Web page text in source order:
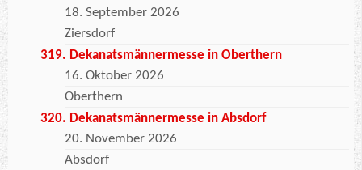
18. September 2026
Ziersdorf
319. Dekanatsmännermesse in Oberthern
16. Oktober 2026
Oberthern
320. Dekanatsmännermesse in Absdorf
20. November 2026
Absdorf